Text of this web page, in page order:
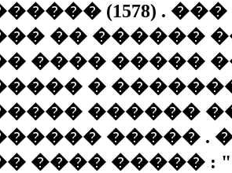
(1578) .
�� ������
���� �����
�
������
����� .
���� ����� :